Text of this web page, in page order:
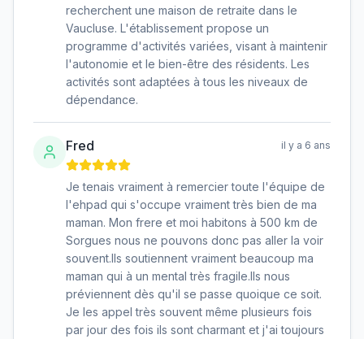
recherchent une maison de retraite dans le
Vaucluse. L'établissement propose un
programme d'activités variées, visant à maintenir
l'autonomie et le bien-être des résidents. Les
activités sont adaptées à tous les niveaux de
dépendance.
Fred il y a 6 ans
Je tenais vraiment à remercier toute l'équipe de
l'ehpad qui s'occupe vraiment très bien de ma
maman. Mon frere et moi habitons à 500 km de
Sorgues nous ne pouvons donc pas aller la voir
souvent.Ils soutiennent vraiment beaucoup ma
maman qui à un mental très fragile.Ils nous
préviennent dès qu'il se passe quoique ce soit.
Je les appel très souvent même plusieurs fois
par jour des fois ils sont charmant et j'ai toujours